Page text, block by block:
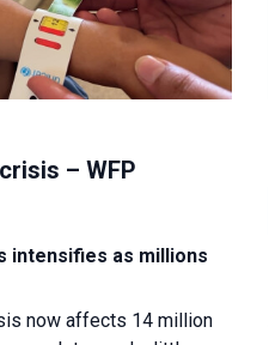
– WFP
intensifies as millions
now affects 14 million